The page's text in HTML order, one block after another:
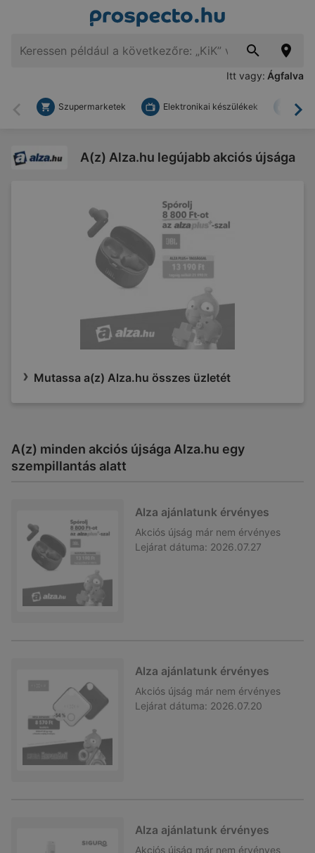
Itt vagy: Ágfalva
Vissza
Szupermarketek Elektronikai készülékek
A(z) Alza.hu legújabb akciós újsága
Mutassa a(z) Alza.hu összes üzletét
A(z) minden akciós újsága Alza.hu egy
szempillantás alatt
Alza ajánlatunk érvényes
Akciós újság már nem érvényes
Lejárat dátuma: 2026.07.27
Alza ajánlatunk érvényes
Akciós újság már nem érvényes
Lejárat dátuma: 2026.07.20
Alza ajánlatunk érvényes
Akciós újság már nem érvényes